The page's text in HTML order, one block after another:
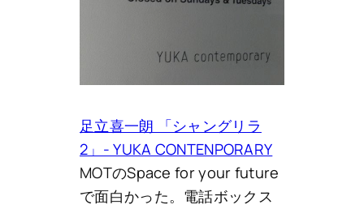
足立喜一朗 「シャングリラ
2」- YUKA CONTENPORARY
MOTのSpace for your future
で面白かった。電話ボックス